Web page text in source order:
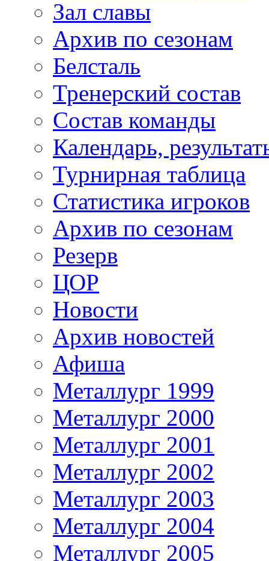
Зал славы
Архив по сезонам
Белсталь
Тренерский состав
Состав команды
Календарь,
Турнирная таблица
Статистика игроков
Архив по сезонам
Резерв
ЦОР
Новости
Архив новостей
Афиша
Металлург 1999
Металлург 2000
Металлург 2001
Металлург 2002
Металлург 2003
Металлург 2004
Металлург 2005